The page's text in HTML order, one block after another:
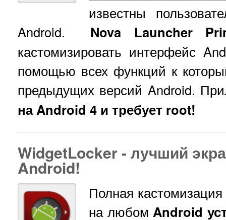
известны
Android.
Nova Launcher
кастомизировать интерфейс
помощью всех функций к
предыдущих версий Android.
на Android 4 и требует root!
WidgetLocker - лучший
Android!
Полная
на любом Android